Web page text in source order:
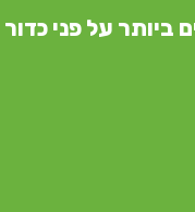
ביותר על פני כדור